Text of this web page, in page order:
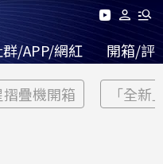
/APP/網紅 開箱/評
摺疊機開箱 「全新